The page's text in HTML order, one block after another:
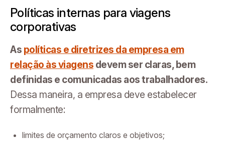
Políticas internas para viagens
corporativas
As políticas e diretrizes da empresa em
relação às viagens devem ser claras, bem
definidas e comunicadas aos trabalhadores.
Dessa maneira, a empresa deve estabelecer
formalmente:
limites de orçamento claros e objetivos;